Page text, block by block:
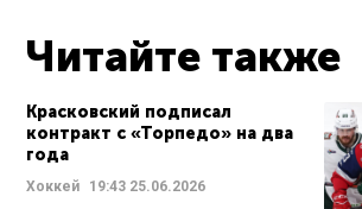
Читайте также
Красковский подписал
контракт с «Торпедо» на два
года
Хоккей 19:43 25.06.2026